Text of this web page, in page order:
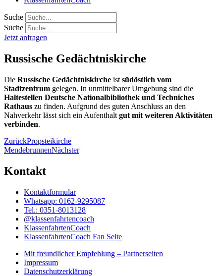
Suche
Suche
Jetzt anfragen
Russische Gedächtniskirche
Die Russische Gedächtniskirche ist südöstlich vom
Stadtzentrum gelegen. In unmittelbarer Umgebung sind die
Haltestellen Deutsche Nationalbibliothek und Techniches
Rathaus zu finden. Aufgrund des guten Anschluss an den
Nahverkehr lässt sich ein Aufenthalt gut mit weiteren Aktivitäten
verbinden.
ZurückPropsteikirche
MendebrunnenNächster
Kontakt
Kontaktformular
Whatsapp: 0162-9295087
Tel.: 0351-8013128
@klassenfahrtencoach
KlassenfahrtenCoach
KlassenfahrtenCoach Fan Seite
Mit freundlicher Empfehlung – Partnerseiten
Impressum
Datenschutzerklärung